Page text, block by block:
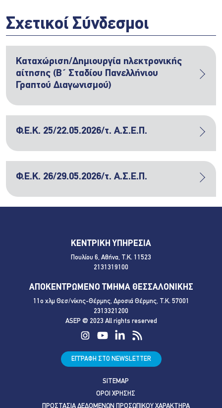
Σχετικοί Σύνδεσμοι
Καταχώριση/Δημιουργία ηλεκτρονικής
αίτησης (Β΄ Σταδίου Πανελλήνιου
Γραπτού Διαγωνισμού)
Φ.Ε.Κ. 25/22.05.2026/τ. Α.Σ.Ε.Π.
Φ.Ε.Κ. 26/29.05.2026/τ. Α.Σ.Ε.Π.
ΚΕΝΤΡΙΚΗ ΥΠΗΡΕΣΙΑ
Πουλίου 6, Αθήνα, Τ.Κ. 11523
2131319100
ΑΠΟΚΕΝΤΡΩΜΕΝΟ ΤΜΗΜΑ ΘΕΣΣΑΛΟΝΙΚΗΣ
11ο χλμ Θεσ/νίκης-Θέρμης, Δροσιά Θέρμης, Τ.Κ. 57001
2313321200
ASEP @ 2023 All rights reserved
ΕΓΓΡΑΦΗ ΣΤΟ NEWSLETTER
SITEMAP
ΟΡΟΙ ΧΡΗΣΗΣ
ΠΡΟΣΤΑΣΙΑ ΔΕΔΟΜΕΝΩΝ ΠΡΟΣΩΠΙΚΟΥ ΧΑΡΑΚΤΗΡΑ